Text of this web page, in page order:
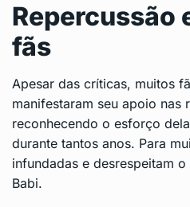
Repercussão
fãs
Apesar das críticas, muitos
manifestaram seu apoio nas
reconhecendo o esforço
durante tantos anos. Para
infundadas e desrespeitam
Babi.